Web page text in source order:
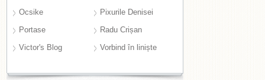
Ocsike
Pixurile Denisei
Portase
Radu Crișan
Victor's Blog
Vorbind în liniște